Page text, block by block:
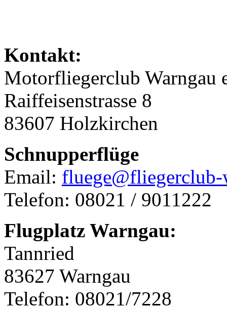
Kontakt:
Motorfliegerclub Warngau
Raiffeisenstrasse 8
83607 Holzkirchen
Schnupperflüge
Email: fluege@fliegerclub-
Telefon: 08021 / 9011222
Flugplatz Warngau:
Tannried
83627 Warngau
Telefon: 08021/7228